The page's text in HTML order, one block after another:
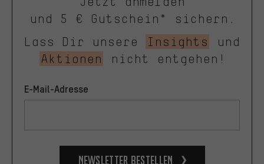
und 5 € Gutschein* sichern.
Lass Dir unsere
Insights
und
Aktionen
nicht entgehen!
E-Mail-Adresse
Newsletter bestellen